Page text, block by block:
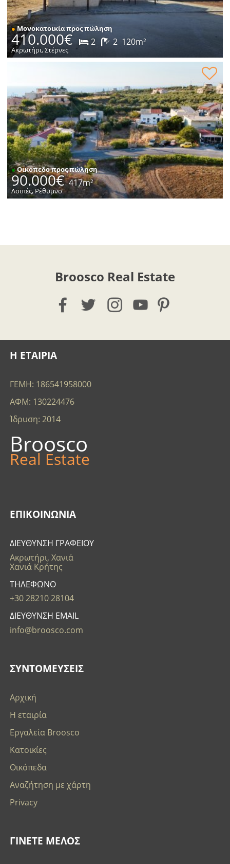
●Μονοκατοικία προς πώληση
410.000€ 2 2 120m²
Ακρωτήρι, Στέρνες
●Οικόπεδο προς πώληση
90.000€ 417m²
Λοιπές, Ρέθυμνο
Broosco Real Estate
Η ΕΤΑΙΡΙΑ
ΓΕΜΗ: 186541958000
ΑΦΜ: 130224476
Ίδρυση: 2014
Broosco
Real Estate
ΕΠΙΚΟΙΝΩΝΊΑ
ΔΙΕΥΘΥΝΣΗ ΓΡΑΦΕΙΟΥ
Ακρωτήρι, Χανιά
Χανιά Κρήτης
ΤΗΛΕΦΩΝΟ
+30 28210 28104
ΔΙΕΥΘΥΝΣΗ EMAIL
info@broosco.com
ΣΥΝΤΟΜΕΥΣΕΙΣ
Αρχική
Η εταιρία
Εργαλεία Broosco
Κατοικίες
Οικόπεδα
Αναζήτηση με χάρτη
Privacy
ΓΙΝΕΤΕ ΜΕΛΟΣ